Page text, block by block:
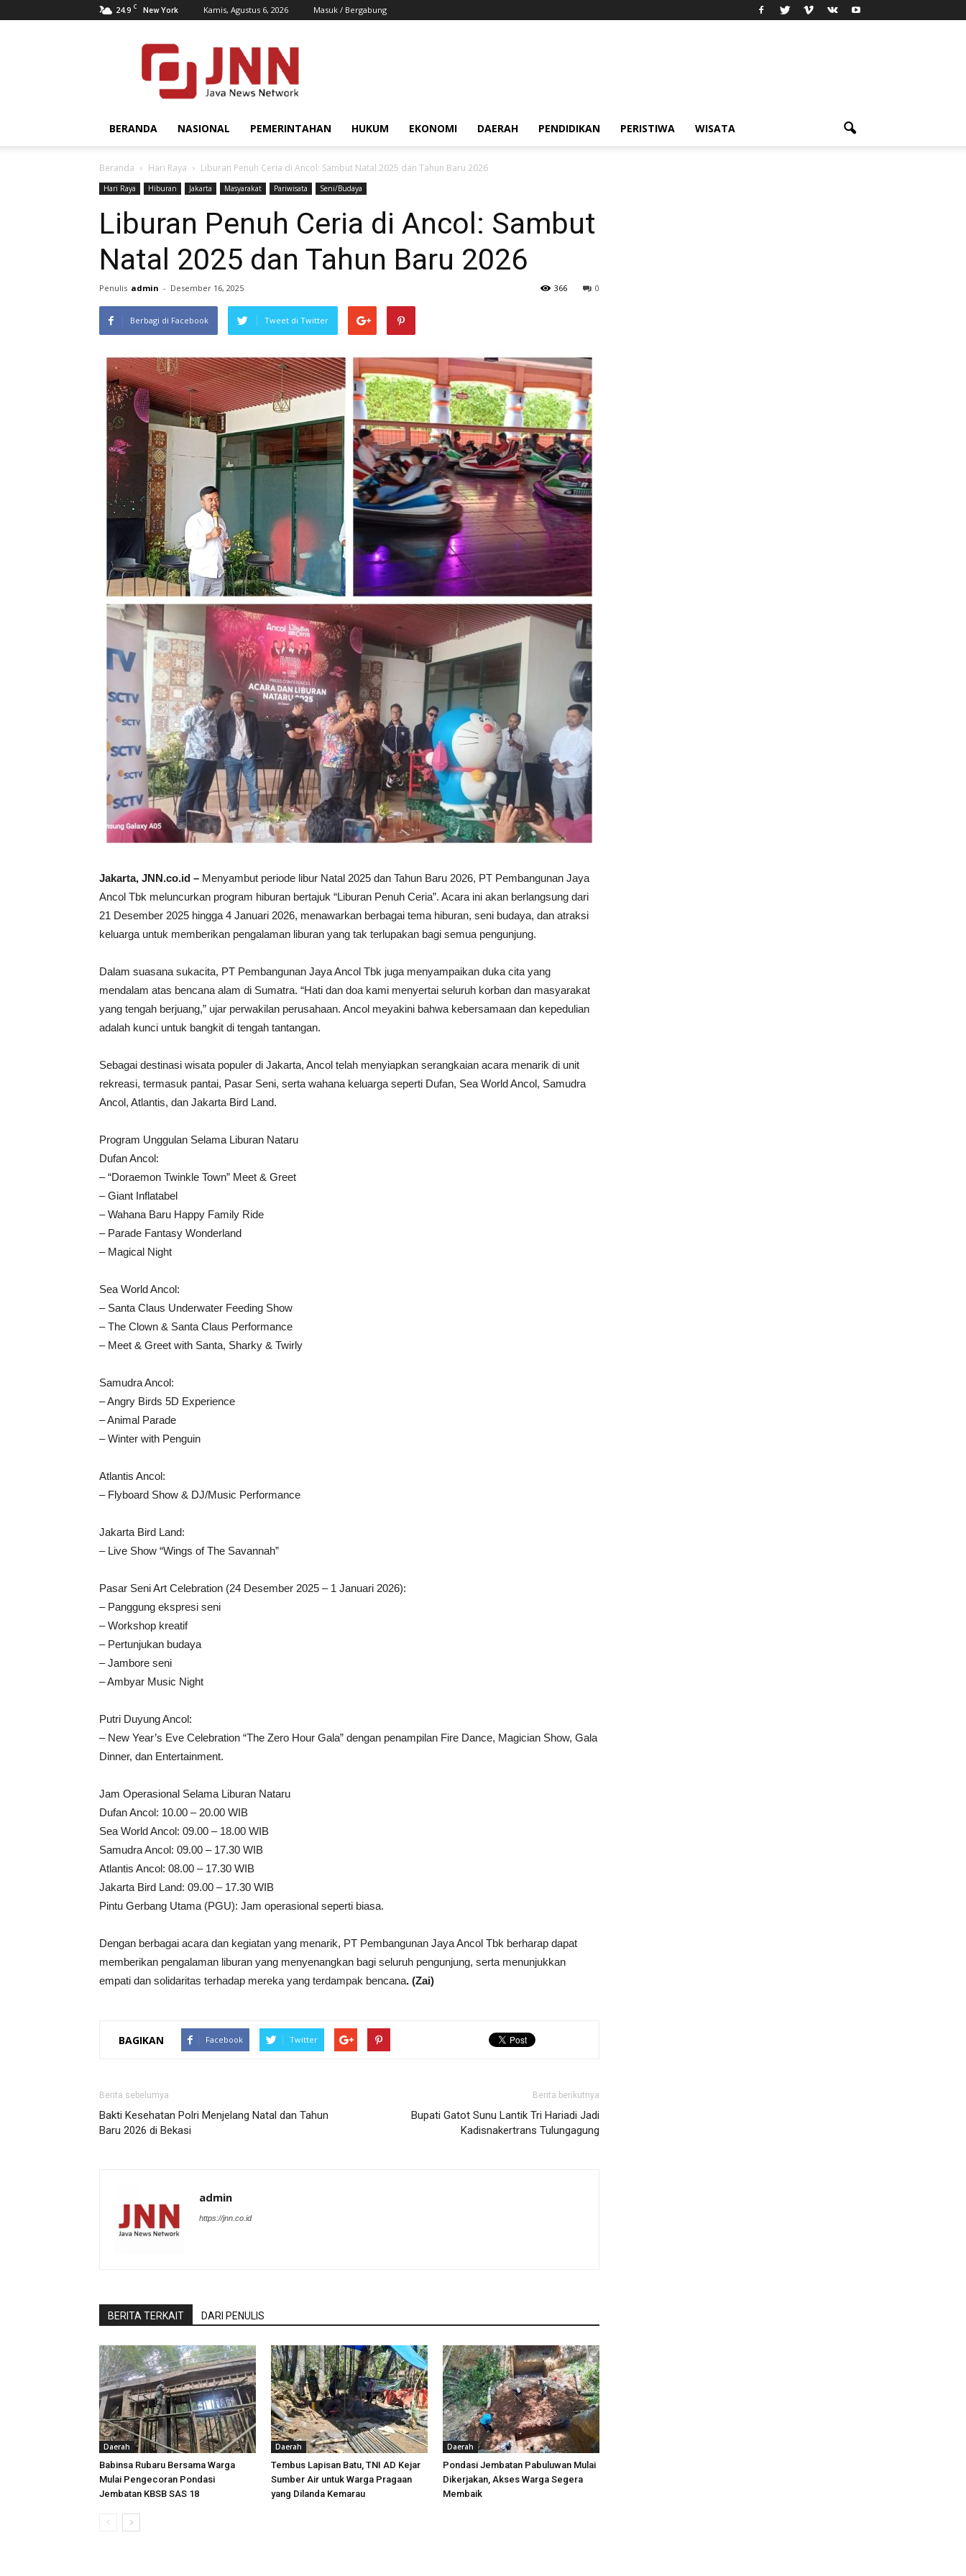
24.9 C New York Kamis, Agustus 6, 2026 Masuk / Bergabung
JNN.co.id
BERANDA NASIONAL PEMERINTAHAN HUKUM EKONOMI DAERAH PENDIDIKAN PERISTIWA WISATA
Beranda Hari Raya Liburan Penuh Ceria di Ancol: Sambut Natal 2025 dan Tahun Baru 2026
Hari Raya Hiburan Jakarta Masyarakat Pariwisata Seni/Budaya
Liburan Penuh Ceria di Ancol: Sambut
Natal 2025 dan Tahun Baru 2026
Penulis admin - Desember 16, 2025 0
366
Berbagi di Facebook Tweet di Twitter
Jakarta, JNN.co.id – Menyambut periode libur Natal 2025 dan Tahun Baru 2026, PT Pembangunan Jaya
Ancol Tbk meluncurkan program hiburan bertajuk “Liburan Penuh Ceria”. Acara ini akan berlangsung dari
21 Desember 2025 hingga 4 Januari 2026, menawarkan berbagai tema hiburan, seni budaya, dan atraksi
keluarga untuk memberikan pengalaman liburan yang tak terlupakan bagi semua pengunjung.
Dalam suasana sukacita, PT Pembangunan Jaya Ancol Tbk juga menyampaikan duka cita yang
mendalam atas bencana alam di Sumatra. “Hati dan doa kami menyertai seluruh korban dan masyarakat
yang tengah berjuang,” ujar perwakilan perusahaan. Ancol meyakini bahwa kebersamaan dan kepedulian
adalah kunci untuk bangkit di tengah tantangan.
Sebagai destinasi wisata populer di Jakarta, Ancol telah menyiapkan serangkaian acara menarik di unit
rekreasi, termasuk pantai, Pasar Seni, serta wahana keluarga seperti Dufan, Sea World Ancol, Samudra
Ancol, Atlantis, dan Jakarta Bird Land.
Program Unggulan Selama Liburan Nataru
Dufan Ancol:
– “Doraemon Twinkle Town” Meet & Greet
– Giant Inflatabel
– Wahana Baru Happy Family Ride
– Parade Fantasy Wonderland
– Magical Night
Sea World Ancol:
– Santa Claus Underwater Feeding Show
– The Clown & Santa Claus Performance
– Meet & Greet with Santa, Sharky & Twirly
Samudra Ancol:
– Angry Birds 5D Experience
– Animal Parade
– Winter with Penguin
Atlantis Ancol:
– Flyboard Show & DJ/Music Performance
Jakarta Bird Land:
– Live Show “Wings of The Savannah”
Pasar Seni Art Celebration (24 Desember 2025 – 1 Januari 2026):
– Panggung ekspresi seni
– Workshop kreatif
– Pertunjukan budaya
– Jambore seni
– Ambyar Music Night
Putri Duyung Ancol:
– New Year’s Eve Celebration “The Zero Hour Gala” dengan penampilan Fire Dance, Magician Show, Gala
Dinner, dan Entertainment.
Jam Operasional Selama Liburan Nataru
Dufan Ancol: 10.00 – 20.00 WIB
Sea World Ancol: 09.00 – 18.00 WIB
Samudra Ancol: 09.00 – 17.30 WIB
Atlantis Ancol: 08.00 – 17.30 WIB
Jakarta Bird Land: 09.00 – 17.30 WIB
Pintu Gerbang Utama (PGU): Jam operasional seperti biasa.
Dengan berbagai acara dan kegiatan yang menarik, PT Pembangunan Jaya Ancol Tbk berharap dapat
memberikan pengalaman liburan yang menyenangkan bagi seluruh pengunjung, serta menunjukkan
empati dan solidaritas terhadap mereka yang terdampak bencana. (Zai)
BAGIKAN Facebook Twitter
Berita sebelumya
Bakti Kesehatan Polri Menjelang Natal dan Tahun
Baru 2026 di Bekasi
Berita berikutnya
Bupati Gatot Sunu Lantik Tri Hariadi Jadi
Kadisnakertrans Tulungagung
admin
https://jnn.co.id
BERITA TERKAIT DARI PENULIS
Daerah
Babinsa Rubaru Bersama Warga
Mulai Pengecoran Pondasi
Jembatan KBSB SAS 18
Daerah
Tembus Lapisan Batu, TNI AD Kejar
Sumber Air untuk Warga Pragaan
yang Dilanda Kemarau
Daerah
Pondasi Jembatan Pabuluwan Mulai
Dikerjakan, Akses Warga Segera
Membaik